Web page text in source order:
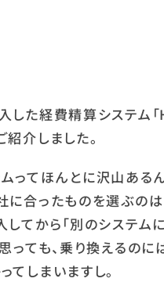
した経費精算システム
介しました。
ってほんとに沢山ある
に合ったものを選ぶの
してから「別のシステム
思っても、乗り換えるの
てしまいますし。